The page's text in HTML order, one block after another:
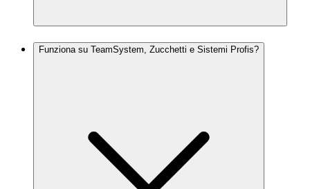
Funziona su TeamSystem, Zucchetti e Sistemi Profis?